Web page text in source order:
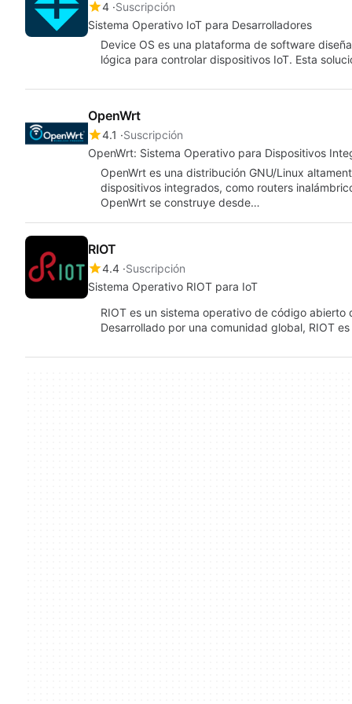
4 Suscripción
Sistema Operativo IoT para Desarrolladores
Device OS es una plataforma de software
lógica para controlar dispositivos IoT. Esta
OpenWrt
4.1
Suscripción
OpenWrt: Sistema Operativo para Dispositivos
OpenWrt es una distribución GNU/Linux
dispositivos integrados, como routers
OpenWrt se construye desde…
RIOT
4.4 Suscripción
Sistema Operativo RIOT para IoT
RIOT es un sistema operativo de código
Desarrollado por una comunidad global, RIOT